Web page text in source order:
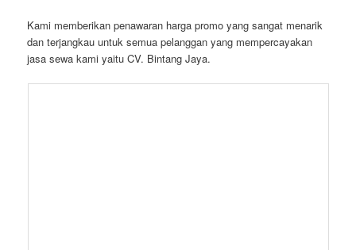
Kami memberikan penawaran harga promo yang sangat menarik
dan terjangkau untuk semua pelanggan yang mempercayakan
jasa sewa kami yaitu CV. Bintang Jaya.